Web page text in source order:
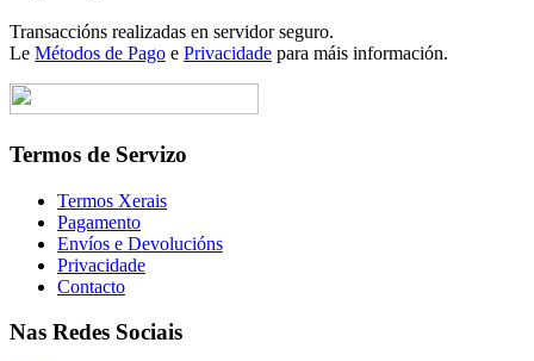
Transaccións realizadas en servidor seguro.
Le Métodos de Pago e Privacidade para máis información.
Termos de Servizo
Termos Xerais
Pagamento
Envíos e Devolucións
Privacidade
Contacto
Nas Redes Sociais